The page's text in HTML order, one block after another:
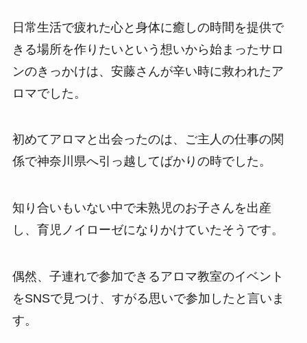
日常生活で疲れた心と身体に癒しの時間を提供で
きる場所を作りたいという想いから始まったサロ
ンのきっかけは、安藤さんが辛い時に救われたア
ロマでした。
初めてアロマと出会ったのは、ご主人の仕事の関
係で神奈川県へ引っ越してばかりの時でした。
知り合いもいない中で未熟児のお子さんを出産
し、育児ノイローゼになりかけていたそうです。
偶然、子連れで参加できるアロマ教室のイベント
をSNSで見つけ、すがる思いで参加したと言いま
す。